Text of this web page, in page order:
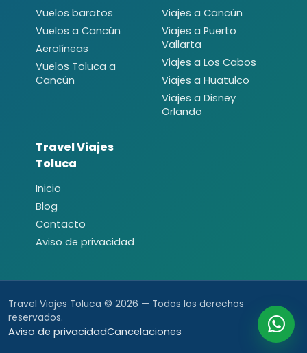
Vuelos baratos
Vuelos a Cancún
Aerolíneas
Vuelos Toluca a
Cancún
Viajes a Cancún
Viajes a Puerto
Vallarta
Viajes a Los Cabos
Viajes a Huatulco
Viajes a Disney
Orlando
Travel Viajes
Toluca
Inicio
Blog
Contacto
Aviso de privacidad
Travel Viajes Toluca © 2026 — Todos los derechos
reservados.
Aviso de privacidadCancelaciones